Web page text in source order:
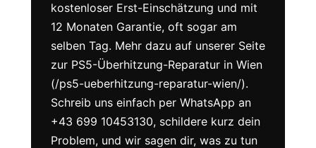
kostenloser Erst-Einschätzung und mit
12 Monaten Garantie, oft sogar am
selben Tag. Mehr dazu auf unserer Seite
zur PS5-Überhitzung-Reparatur in Wien
(/ps5-ueberhitzung-reparatur-wien/).
Schreib uns einfach per WhatsApp an
+43 699 10453130, schildere kurz dein
Problem, und wir sagen dir, was zu tun